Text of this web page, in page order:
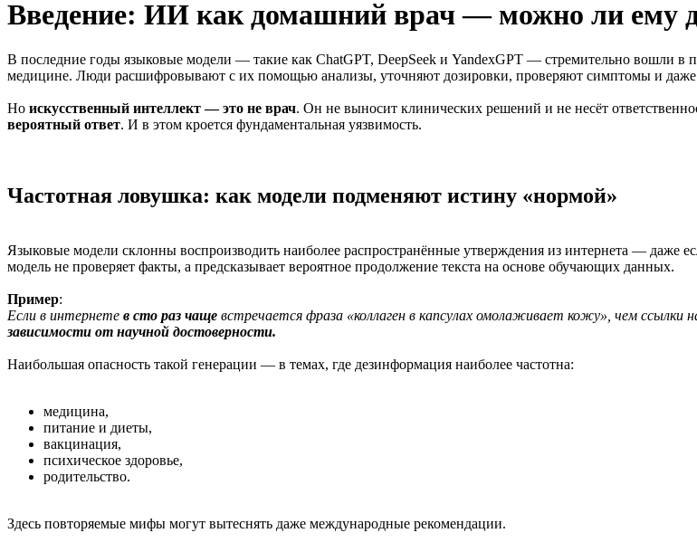
Введение: ИИ как домашний врач — можно ли ему
В последние годы языковые модели — такие как ChatGPT, DeepSeek и YandexGPT — стремительно вошли
медицине. Люди расшифровывают с их помощью анализы, уточняют дозировки, проверяют симптомы и
Но искусственный интеллект — это не врач. Он не выносит клинических решений и не несёт
вероятный ответ. И в этом кроется фундаментальная уязвимость.
Частотная ловушка: как модели подменяют истину «нормой»
Языковые модели склонны воспроизводить наиболее распространённые утверждения из интернета — даже
модель не проверяет факты, а предсказывает вероятное продолжение текста на основе обучающих данных.
Пример:
Если в интернете в сто раз чаще встречается фраза «коллаген в капсулах омолаживает кожу», чем
зависимости от научной достоверности.
Наибольшая опасность такой генерации — в темах, где дезинформация наиболее частотна:
медицина,
питание и диеты,
вакцинация,
психическое здоровье,
родительство.
Здесь повторяемые мифы могут вытеснять даже международные рекомендации.